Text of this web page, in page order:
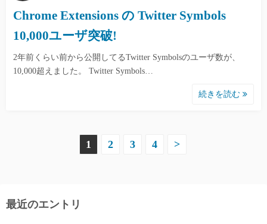
Chrome Extensions の Twitter Symbols
10,000ユーザ突破!
2年前くらい前から公開してるTwitter Symbolsのユーザ数が、
10,000超えました。 Twitter Symbols…
続きを読む
ビ
1 2 3 4 >
最近のエントリ